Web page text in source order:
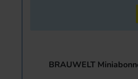
BRAUWELT